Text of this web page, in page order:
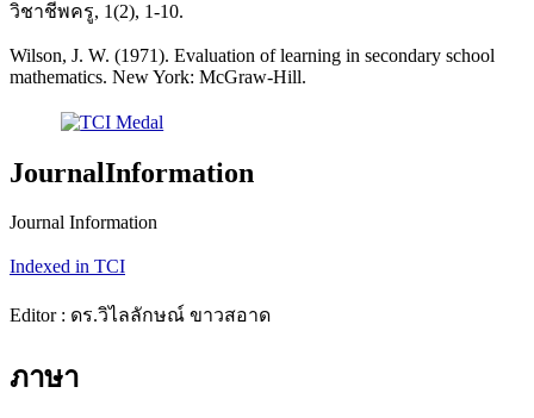
วิชาชีพครู, 1(2), 1-10.
Wilson, J. W. (1971). Evaluation of learning in secondary school
mathematics. New York: McGraw-Hill.
JournalInformation
Journal Information
Indexed in TCI
Editor : ดร.วิไลลักษณ์ ขาวสอาด
ภาษา